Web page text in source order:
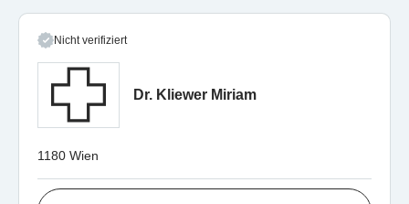
Nicht verifiziert
Dr. Kliewer Miriam
1180 Wien